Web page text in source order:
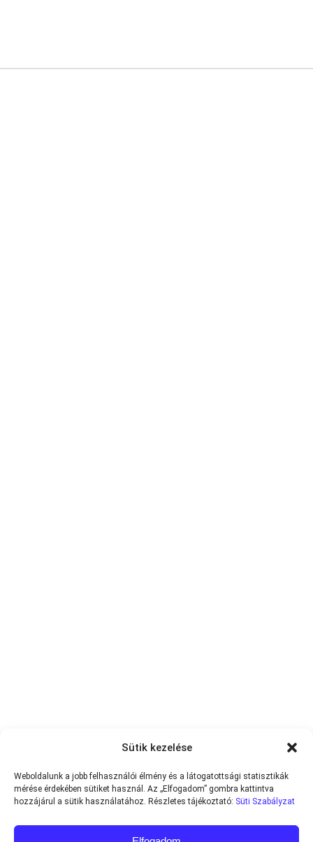
Sütik kezelése
Weboldalunk a jobb felhasználói élmény és a látogatottsági statisztikák
mérése érdekében sütiket használ. Az „Elfogadom” gombra kattintva
hozzájárul a sütik használatához. Részletes tájékoztató: Süti Szabályzat